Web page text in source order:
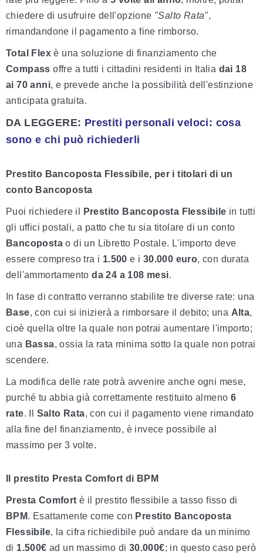
chiedere di usufruire dell'opzione "Salto Rata",
rimandandone il pagamento a fine rimborso.
Total Flex è una soluzione di finanziamento che
Compassoffre a tutti i cittadini residenti in Italia dai 18
ai 70 anni, e prevede anche la possibilità dell'estinzione
anticipata gratuita.
DA LEGGERE: Prestiti personali veloci: cosa
sono e chi può richiederli
Prestito Bancoposta Flessibile, per i titolari di un
conto Bancoposta
Puoi richiedere il Prestito Bancoposta Flessibile in tutti
gli uffici postali, a patto che tu sia titolare di un conto
Bancoposta o di un Libretto Postale. L'importo deve
essere compreso tra i 1.500 e i 30.000 euro, con durata
dell'ammortamentoda 24 a 108 mesi.
In fase di contratto verranno stabilite tre diverse rate: una
Base, con cui si inizierà a rimborsare il debito; una Alta,
cioè quella oltre la quale non potrai aumentare l'importo;
una Bassa, ossia la rata minima sotto la quale non potrai
scendere.
La modifica delle rate potrà avvenire anche ogni mese,
purché tu abbia già correttamente restituito almeno 6
rate. Il Salto Rata, con cui il pagamento viene rimandato
alla fine del finanziamento, è invece possibile al
massimo per 3 volte.
Il prestito Presta Comfort di BPM
Presta Comfort è il prestito flessibile a tasso fisso di
BPM. Esattamente come con Prestito Bancoposta
Flessibile, la cifra richiedibile può andare da un minimo
di 1.500€ ad un massimo di 30.000€; in questo caso però